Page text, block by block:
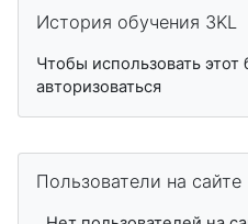
История обучения 3KL
Чтобы использовать
авторизоваться
Пользователи на сайте